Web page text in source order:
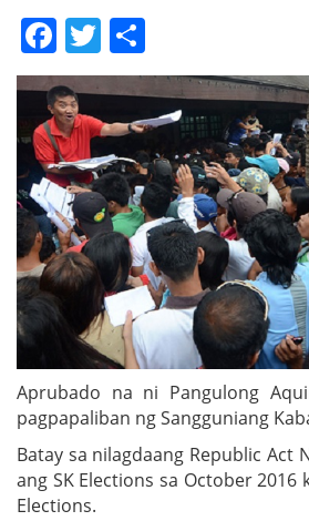
Facebook
Twitter
Aprubado na ni Pangulong
pagpapaliban ng Sangguniang
Batay sa nilagdaang Republic Act
ang SK Elections sa October 2016
Elections.